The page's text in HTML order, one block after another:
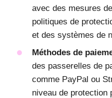
avec des mesures
politiques de
et des systèmes de
Méthodes de
des passerelles de
comme PayPal ou
niveau de protection